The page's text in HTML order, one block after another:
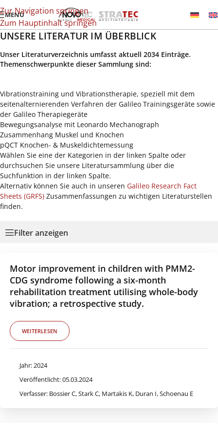
Zur Navigation springen
Zum Hauptinhalt springen
MENÜ
UNSERE LITERATUR IM ÜBERBLICK
Unser Literaturverzeichnis umfasst aktuell 2034 Einträge.
Themenschwerpunkte dieser Sammlung sind:
Vibrationstraining und Vibrationstherapie, speziell mit dem
seitenalternierenden Verfahren der Galileo Trainingsgeräte sowie
der Galileo Therapiegeräte
Bewegungsanalyse mit Leonardo Mechanograph
Zusammenhang Muskel und Knochen
pQCT Knochen- & Muskeldichtemessung
Wählen Sie eine der Kategorien in der linken Spalte oder
durchsuchen Sie unsere Literatursammlung über die
Suchfunktion in der linken Spalte.
Alternativ können Sie auch in unseren Galileo Research Fact
Sheets (GRFS) Zusammenfassungen zu wichtigen Literaturstellen
finden.
Filter anzeigen
Motor improvement in children with PMM2-
CDG syndrome following a six-month
rehabilitation treatment utilising whole-body
vibration; a retrospective study.
WEITERLESEN
Jahr: 2024
Veröffentlicht: 05.03.2024
Verfasser: Bossier C, Stark C, Martakis K, Duran I, Schoenau E